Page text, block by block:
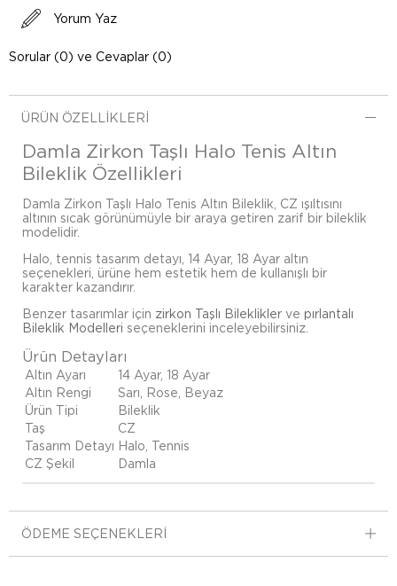
Yorum Yaz
Sorular (0) ve Cevaplar (0)
ÜRÜN ÖZELLIKLERI
Damla Zirkon Taşlı Halo Tenis Altın
Bileklik Özellikleri
Damla Zirkon Taşlı Halo Tenis Altın Bileklik, CZ ışıltısını
altının sıcak görünümüyle bir araya getiren zarif bir bileklik
modelidir.
Halo, tennis tasarım detayı, 14 Ayar, 18 Ayar altın
seçenekleri, ürüne hem estetik hem de kullanışlı bir
karakter kazandırır.
Benzer tasarımlar için zirkon Taşlı Bileklikler ve pırlantalı
Bileklik Modelleri seçeneklerini inceleyebilirsiniz.
Ürün Detayları
Altın Ayarı
14 Ayar, 18 Ayar
Altın Rengi
Sarı, Rose, Beyaz
Ürün Tipi
Bileklik
Taş
CZ
Tasarım Detayı Halo, Tennis
CZ Şekil
Damla
ÖDEME SEÇENEKLERI